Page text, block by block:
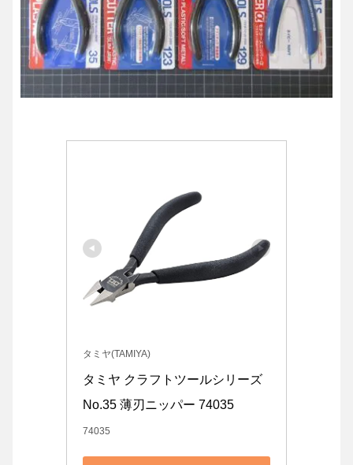
タミヤ(TAMIYA)
タミヤ クラフトツールシリーズ
No.35 薄刃ニッパー 74035
74035